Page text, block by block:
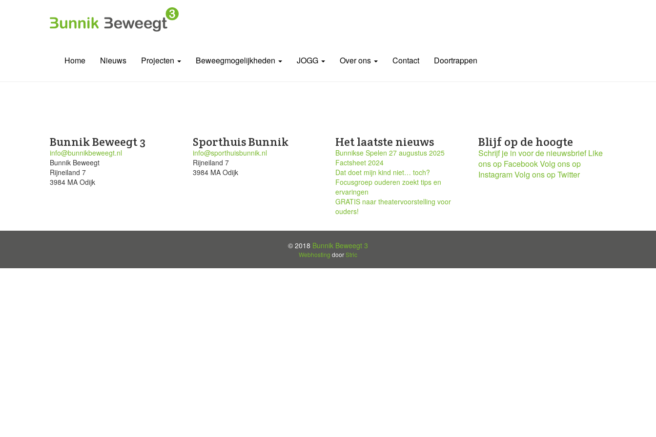
Home Nieuws Projecten Beweegmogelijkheden JOGG Over ons Contact Doortrappen
Bunnik Beweegt 3
info@bunnikbeweegt.nl
Bunnik Beweegt
Rijneiland 7
3984 MA Odijk
Sporthuis Bunnik
info@sporthuisbunnik.nl
Rijneiland 7
3984 MA Odijk
Het laatste nieuws
Bunnikse Spelen 27 augustus 2025
Factsheet 2024
Dat doet mijn kind niet… toch?
Focusgroep ouderen zoekt tips en
ervaringen
GRATIS naar theatervoorstelling voor
ouders!
Blijf op de hoogte
Schrijf je in voor de nieuwsbrief Like
ons op FacebookVolg ons op
InstagramVolg ons op Twitter
© 2018 Bunnik Beweegt 3
Webhosting doorStric